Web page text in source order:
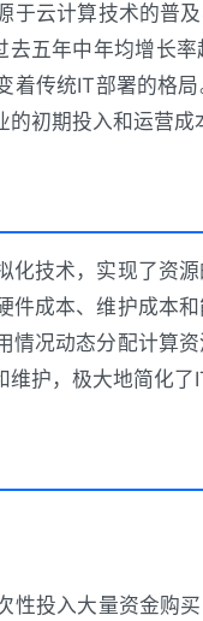
于云计算技术的普
五年中年均增长
着传统IT部署的格
初期投入和运营成
化技术，实现了资
件成本、维护成本
情况动态分配计算
护，极大地简化了
性投入大量资金购